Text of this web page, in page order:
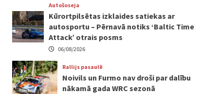
Autošoseja
Kūrortpilsētas izklaides satiekas ar
autosportu – Pērnavā notiks ‘Baltic Time
Attack’ otrais posms
06/08/2026
Rallijs pasaulē
Noivils un Furmo nav droši par dalību
nākamā gada WRC sezonā